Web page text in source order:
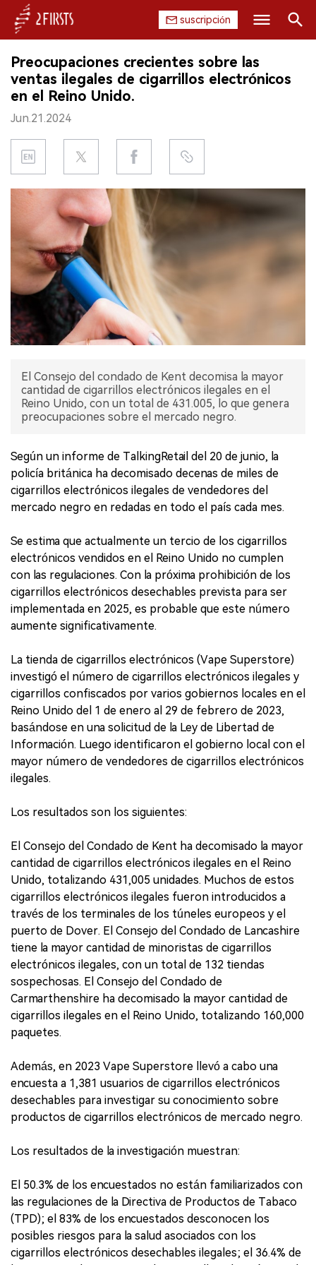
suscripción
INICIO
EMPRESA
PRODUCTO
REGULACIÓN
DATOS
EXPOSICIÓN
ENTREVISTA
Preocupaciones crecientes sobre las
ventas ilegales de cigarrillos electrónicos
en el Reino Unido.
Jun.21.2024
El Consejo del condado de Kent decomisa la mayor
cantidad de cigarrillos electrónicos ilegales en el
Reino Unido, con un total de 431.005, lo que genera
preocupaciones sobre el mercado negro.
Según un informe de TalkingRetail del 20 de junio, la
policía británica ha decomisado decenas de miles de
cigarrillos electrónicos ilegales de vendedores del
mercado negro en redadas en todo el país cada mes.
Se estima que actualmente un tercio de los cigarrillos
electrónicos vendidos en el Reino Unido no cumplen
con las regulaciones. Con la próxima prohibición de los
cigarrillos electrónicos desechables prevista para ser
implementada en 2025, es probable que este número
aumente significativamente.
La tienda de cigarrillos electrónicos (Vape Superstore)
investigó el número de cigarrillos electrónicos ilegales y
cigarrillos confiscados por varios gobiernos locales en el
Reino Unido del 1 de enero al 29 de febrero de 2023,
basándose en una solicitud de la Ley de Libertad de
Información. Luego identificaron el gobierno local con el
mayor número de vendedores de cigarrillos electrónicos
ilegales.
Los resultados son los siguientes:
El Consejo del Condado de Kent ha decomisado la mayor
cantidad de cigarrillos electrónicos ilegales en el Reino
Unido, totalizando 431,005 unidades. Muchos de estos
cigarrillos electrónicos ilegales fueron introducidos a
través de los terminales de los túneles europeos y el
puerto de Dover. El Consejo del Condado de Lancashire
tiene la mayor cantidad de minoristas de cigarrillos
electrónicos ilegales, con un total de 132 tiendas
sospechosas. El Consejo del Condado de
Carmarthenshire ha decomisado la mayor cantidad de
cigarrillos ilegales en el Reino Unido, totalizando 160,000
paquetes.
Además, en 2023 Vape Superstore llevó a cabo una
encuesta a 1,381 usuarios de cigarrillos electrónicos
desechables para investigar su conocimiento sobre
productos de cigarrillos electrónicos de mercado negro.
Los resultados de la investigación muestran:
El 50.3% de los encuestados no están familiarizados con
las regulaciones de la Directiva de Productos de Tabaco
(TPD); el 83% de los encuestados desconocen los
posibles riesgos para la salud asociados con los
cigarrillos electrónicos desechables ilegales; el 36.4% de